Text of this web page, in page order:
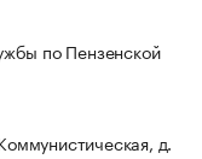
по Пензенской
д.